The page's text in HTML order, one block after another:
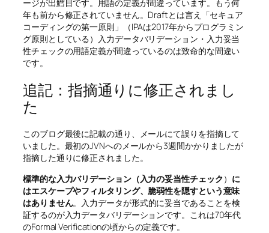
ージが出鱈目です。用語の定義が間違っています。もう何
年も前から修正されていません。Draftとは言え「セキュア
コーディングの第一原則」（IPAは2017年からプログラミン
グ原則としている）入力データバリデーション・入力妥当
性チェックの用語定義が間違っているのは致命的な間違い
です。
追記：指摘通りに修正されまし
た
このブログ最後に記載の通り、メールにて誤りを指摘して
いました。最初のJVNへのメールから3週間かかりましたが
指摘した通りに修正されました。
標準的な入力バリデーション（入力の妥当性チェック ） に
はエスケープやフィルタリング、脆弱性を隠すという意味
はありません。入力データが形式的に妥当であることを検
証するのが入力データバリデーションです。これは70年代
のFormal Verificationの頃からの定義です。